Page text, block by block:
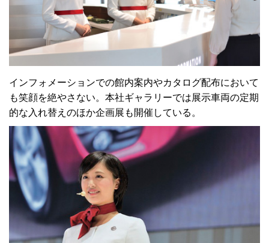
インフォメーションでの館内案内やカタログ配布において
も笑顔を絶やさない。本社ギャラリーでは展示車両の定期
的な入れ替えのほか企画展も開催している。